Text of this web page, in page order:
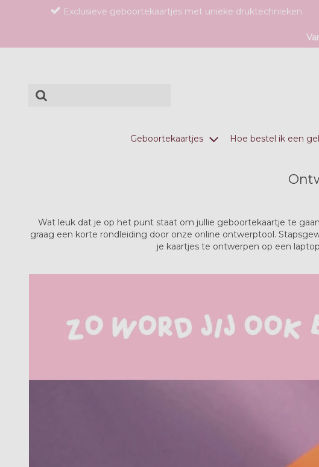
Exclusieve geboortekaartjes met unieke druktechnieken
Geboortekaartjes Hoe bestel ik een
Wat leuk dat je op het punt staat om jullie geboortekaartje te
graag een korte rondleiding door onze online ontwerptool.
je kaartjes te ontwerpen op een